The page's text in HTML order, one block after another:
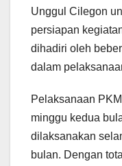
Unggul Cilegon
persiapan
dihadiri oleh
dalam
Pelaksanaan
minggu kedua
dilaksanakan
bulan. Dengan